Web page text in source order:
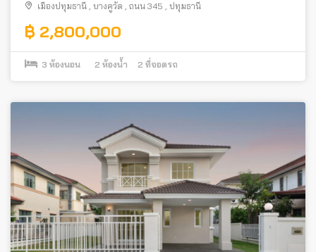
เมืองปทุมธานี , บางคูวัด , ถนน 345 , ปทุมธานี
฿ 2,800,000
3 ห้องนอน 2 ห้องน้ำ 2 ที่จอดรถ